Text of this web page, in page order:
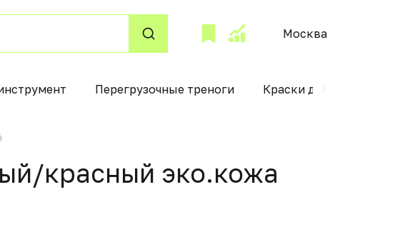
Москва
Перегрузочные треноги Краски для детского
красный эко.кожа